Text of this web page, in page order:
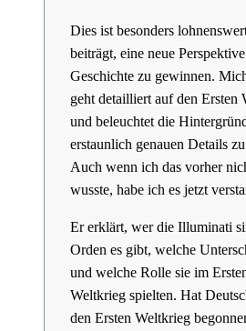
Dies ist besonders
beiträgt, eine neue
Geschichte zu gewinnen.
geht detailliert auf den Ersten
und beleuchtet die
erstaunlich genauen Details
Auch wenn ich das vorher
wusste, habe ich es jetzt
Er erklärt, wer die Illuminati
Orden es gibt, welche
und welche Rolle sie im
Weltkrieg spielten. Hat
den Ersten Weltkrieg